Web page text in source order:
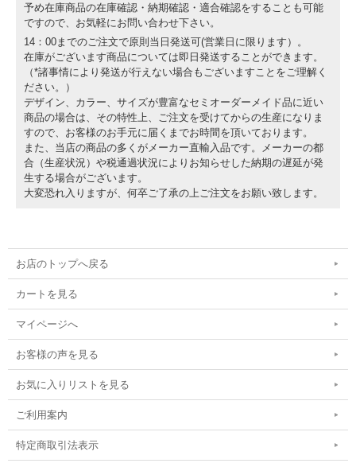
予め在庫商品の在庫確認・納期確認・適合確認をすることも可能
ですので、お気軽にお問い合わせ下さい。
14：00までのご注文で原則当日発送可(営業日に限ります）。
在庫がございます商品については即日発送することができます。
（*諸事情により発送が行えない場合もございますことをご理解く
ださい。）
デザイン、カラー、サイズが豊富なセミオーダーメイド品に近い
商品の場合は、その特性上、ご注文を受けてからの生産になりま
すので、お客様のお手元に届くまでお時間を頂いております。
また、当店の商品の多くがメーカー直輸入品です。メーカーの都
合（生産状況）や税通過状況によりお知らせした納期の遅延が発
生する場合がございます。
大変恐れ入りますが、何卒ご了承の上ご注文をお願い致します。
お店のトップへ戻る
カートを見る
マイページへ
お客様の声を見る
お気に入りリストを見る
ご利用案内
特定商取引法表示